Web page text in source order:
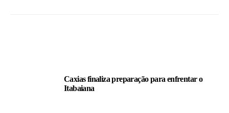
Caxias finaliza preparação para enfrentar o
Itabaiana